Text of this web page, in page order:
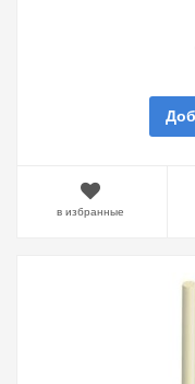
в избранные